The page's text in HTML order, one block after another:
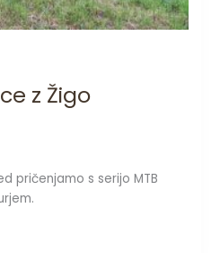
z Žigo
pričenjamo s serijo MTB